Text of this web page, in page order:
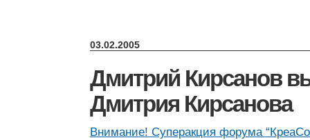
03.02.2005
Дмитрий Кирсанов
Дмитрия Кирсанова
Внимание! Суперакция форума